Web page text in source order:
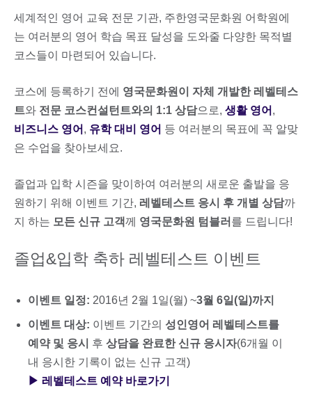
세계적인 영어 교육 전문 기관, 주한영국문화원 어학원에
는 여러분의 영어 학습 목표 달성을 도와줄 다양한 목적별
코스들이 마련되어 있습니다.
코스에 등록하기 전에 영국문화원이 자체 개발한 레벨테스
트와 전문 코스컨설턴트와의 1:1 상담으로, 생활 영어 ,
비즈니스 영어 , 유학 대비 영어 등 여러분의 목표에 꼭 알맞
은 수업을 찾아보세요.
졸업과 입학 시즌을 맞이하여 여러분의 새로운 출발을 응
원하기 위해 이벤트 기간, 레벨테스트 응시 후 개별 상담까
지 하는 모든 신규 고객께 영국문화원 텀블러 를 드립니다!
졸업&입학 축하 레벨테스트 이벤트
이벤트 일정: 2016년 2월 1일(월) ~3월 6일(일)까지
이벤트 대상: 이벤트 기간의 성인영어 레벨테스트를
예약 및 응시
후 상담을 완료한 신규 응시자(6개월 이
내 응시한 기록이 없는 신규 고객)
▶ 레벨테스트 예약 바로가기